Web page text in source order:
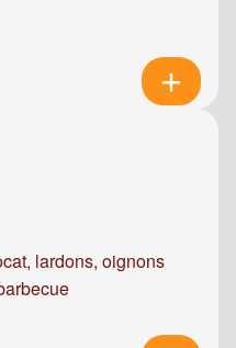
lardons, oignons